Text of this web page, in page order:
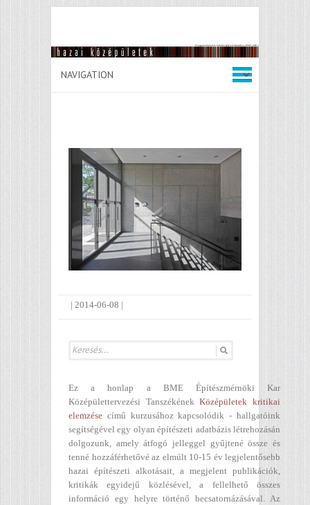
| 2014-06-08 |
Ez a honlap a BME Építészmérnöki Kar
Középülettervezési TanszékénekKözépületek kritikai
elemzése című kurzusához kapcsolódik - hallgatóink
segítségével egy olyan építészeti adatbázis létrehozásán
dolgozunk, amely átfogó jelleggel gyűjtené össze és
tenné hozzáférhetővé az elmúlt 10-15 év legjelentősebb
hazai építészeti alkotásait, a megjelent publikációk,
kritikák egyidejű közlésével, a fellelhető összes
információ egy helyre történő becsatornázásával. Az